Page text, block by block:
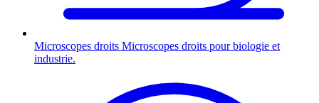
Microscopes droits Microscopes droits pour biologie et
industrie.